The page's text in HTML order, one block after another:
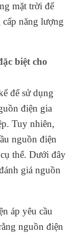
mặt trời để
năng lượng
biệt cho
để sử dụng
điện gia
Tuy nhiên,
nguồn điện
thể. Dưới đây
giá nguồn
áp yêu cầu
nguồn điện